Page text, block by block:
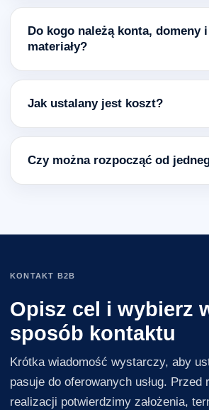
Do kogo należą konta, domeny i
materiały?
Jak ustalany jest koszt?
Czy można rozpocząć od
KONTAKT B2B
Opisz cel i wybierz
sposób kontaktu
Krótka wiadomość wystarczy, aby
pasuje do oferowanych usług. Przed
realizacji potwierdzimy założenia,